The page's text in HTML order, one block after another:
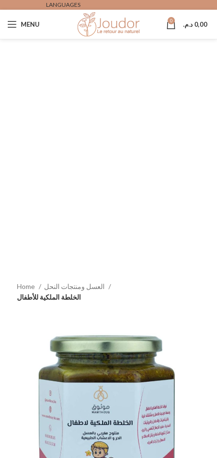
LANGUAGES
MENU 0 0,00 د.م.
Home
الخلطة الملكية للأطفال